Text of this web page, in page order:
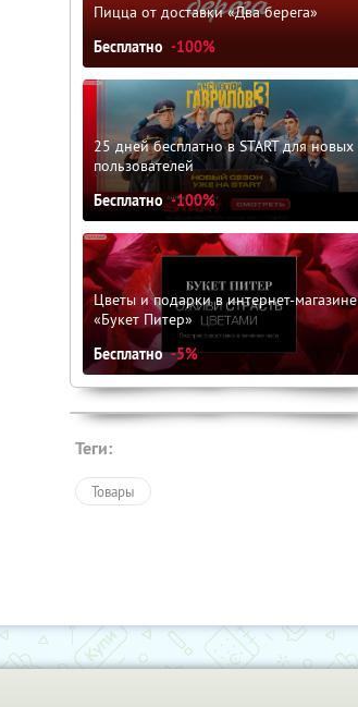
Пицца от доставки «Два берега»
Бесплатно -100%
25 дней бесплатно в START для новых
пользователей
Бесплатно -100%
Цветы и подарки в интернет-магазине
«Букет Питер»
Бесплатно -5%
Теги:
Товары